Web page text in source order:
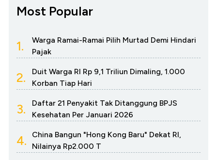
Most Popular
1.
Warga Ramai-Ramai Pilih Murtad Demi Hindari
Pajak
2.
Duit Warga RI Rp 9,1 Triliun Dimaling, 1.000
Korban Tiap Hari
3.
Daftar 21 Penyakit Tak Ditanggung BPJS
Kesehatan Per Januari 2026
4.
China Bangun "Hong Kong Baru" Dekat RI,
Nilainya Rp2.000 T